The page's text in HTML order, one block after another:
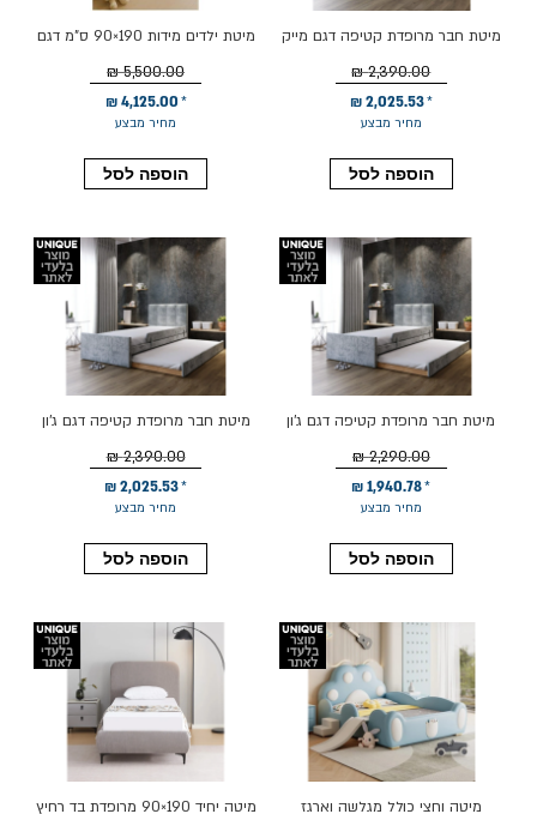
מיטת חבר מרופדת קטיפה דגם מייק
מחיר מבצע
2,025.53 ₪
2,390.00 ₪
הוספה לסל
מיטת ילדים מידות 190×90 ס"מ דגם
מחיר מבצע
4,125.00 ₪
5,500.00 ₪
הוספה לסל
מיטת חבר מרופדת קטיפה דגם ג'ון
מחיר מבצע
1,940.78 ₪
2,290.00 ₪
הוספה לסל
מיטת חבר מרופדת קטיפה דגם ג'ון
מחיר מבצע
2,025.53 ₪
2,390.00 ₪
הוספה לסל
מיטה וחצי כולל מגלשה וארגז
מיטה יחיד 190×90 מרופדת בד רחיץ